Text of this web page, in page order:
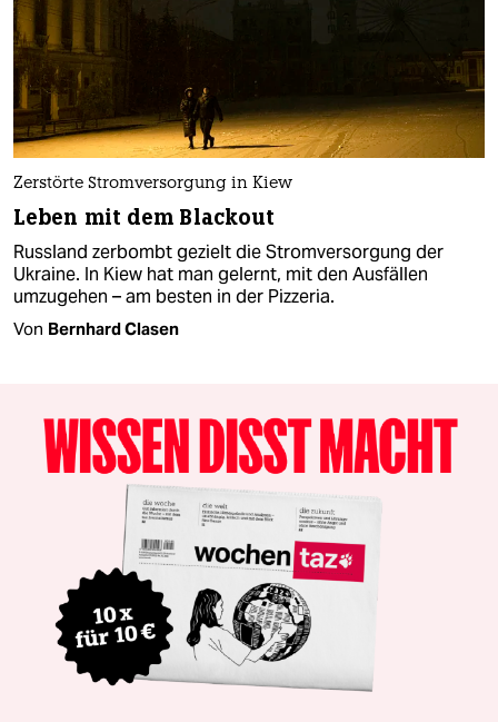
Zerstörte Stromversorgung in Kiew
Leben mit dem Blackout
Russland zerbombt gezielt die Stromversorgung der
Ukraine. In Kiew hat man gelernt, mit den Ausfällen
umzugehen – am besten in der Pizzeria.
Von Bernhard Clasen